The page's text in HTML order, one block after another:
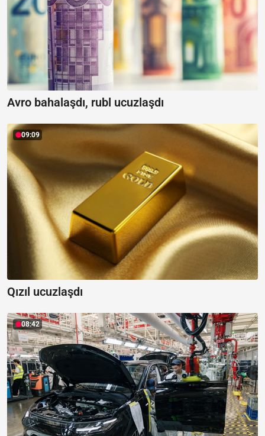
Avro bahalaşdı, rubl ucuzlaşdı
09:09
Qızıl ucuzlaşdı
08:42